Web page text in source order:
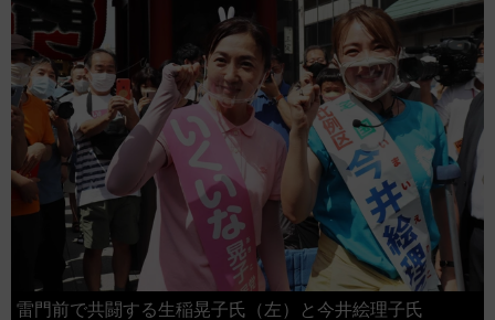
雷門前で共闘する生稲晃子氏（左）と今井絵理子氏